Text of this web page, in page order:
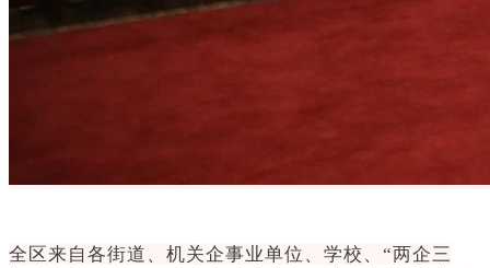
全区来自各街道、机关企事业单位、学校、“两企三